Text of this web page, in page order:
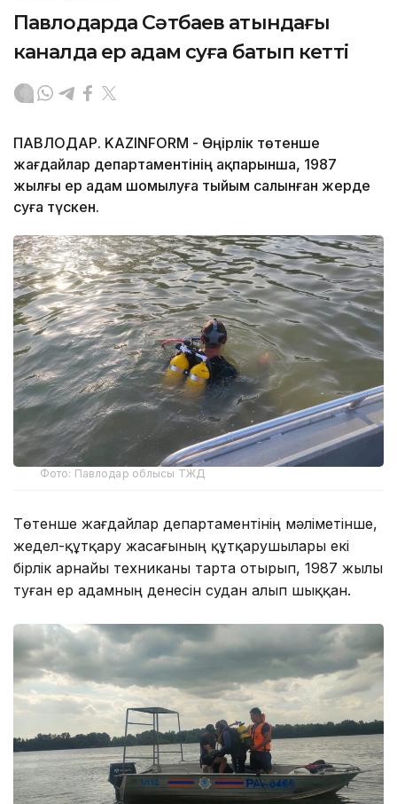
Павлодарда Сәтбаев атындағы
каналда ер адам суға батып кетті
ПАВЛОДАР. KAZINFORM - Өңірлік төтенше
жағдайлар департаментінің ақпарынша, 1987
жылғы ер адам шомылуға тыйым салынған жерде
суға түскен.
Фото: Павлодар облысы ТЖД
Төтенше жағдайлар департаментінің мәліметінше,
жедел-құтқару жасағының құтқарушылары екі
бірлік арнайы техниканы тарта отырып, 1987 жылы
туған ер адамның денесін судан алып шыққан.